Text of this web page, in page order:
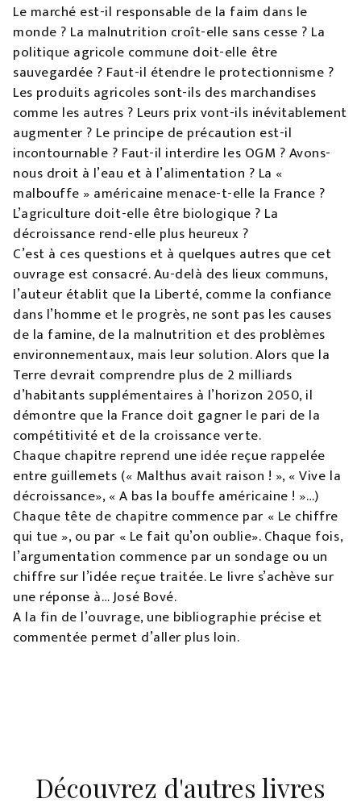
Le marché est-il responsable de la faim dans le
monde ? La malnutrition croît-elle sans cesse ? La
politique agricole commune doit-elle être
sauvegardée ? Faut-il étendre le protectionnisme ?
Les produits agricoles sont-ils des marchandises
comme les autres ? Leurs prix vont-ils inévitablement
augmenter ? Le principe de précaution est-il
incontournable ? Faut-il interdire les OGM ? Avons-
nous droit à l’eau et à l’alimentation ? La «
malbouffe » américaine menace-t-elle la France ?
L’agriculture doit-elle être biologique ? La
décroissance rend-elle plus heureux ?
C’est à ces questions et à quelques autres que cet
ouvrage est consacré. Au-delà des lieux communs,
l’auteur établit que la Liberté, comme la confiance
dans l’homme et le progrès, ne sont pas les causes
de la famine, de la malnutrition et des problèmes
environnementaux, mais leur solution. Alors que la
Terre devrait comprendre plus de 2 milliards
d’habitants supplémentaires à l’horizon 2050, il
démontre que la France doit gagner le pari de la
compétitivité et de la croissance verte.
Chaque chapitre reprend une idée reçue rappelée
entre guillemets (« Malthus avait raison ! », « Vive la
décroissance», « A bas la bouffe américaine ! »…)
Chaque tête de chapitre commence par « Le chiffre
qui tue », ou par « Le fait qu’on oublie». Chaque fois,
l’argumentation commence par un sondage ou un
chiffre sur l’idée reçue traitée. Le livre s’achève sur
une réponse à… José Bové.
A la fin de l’ouvrage, une bibliographie précise et
commentée permet d’aller plus loin.
Découvrez d'autres livres